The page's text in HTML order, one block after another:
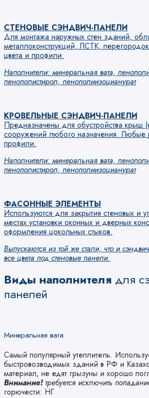
СТЕНОВЫЕ СЭНДВИЧ-ПАНЕЛИ
Для монтажа наружных стен зданий,
металлоконструкций, ЛСТК,
цвета и профили.
Наполнители: минеральная вата,
пенополистирол, пенополиизоцианурат
КРОВЕЛЬНЫЕ СЭНДВИЧ-ПАНЕЛИ
Предназначены для обустройства крыш
сооружений любого назначения. Любые
профили.
Наполнители: минеральная вата,
пенополистирол, пенополиизоцианурат
ФАСОННЫЕ ЭЛЕМЕНТЫ
Используются для закрытия стеновых и
местах установки оконных и дверных
оформления цокольных стыков.
Выпускаются из той же стали, что и
все цвета под стеновые панели.
Виды наполнителя для
панелей
Минеральная вата
Самый популярный утеплитель.
быстровозводимых зданий в РФ и
материал, не едят грызуны и хорошо
Внимание!требуется исключить
горючести: НГ